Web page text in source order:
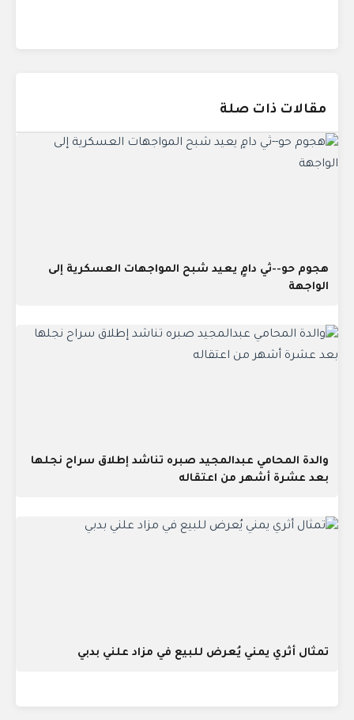
مقالات ذات صلة
هجوم حو--ثي دامٍ يعيد شبح المواجهات العسكرية إلى
الواجهة
والدة المحامي عبدالمجيد صبره تناشد إطلاق سراح نجلها
بعد عشرة أشهر من اعتقاله
تمثال أثري يمني يُعرض للبيع في مزاد علني بدبي